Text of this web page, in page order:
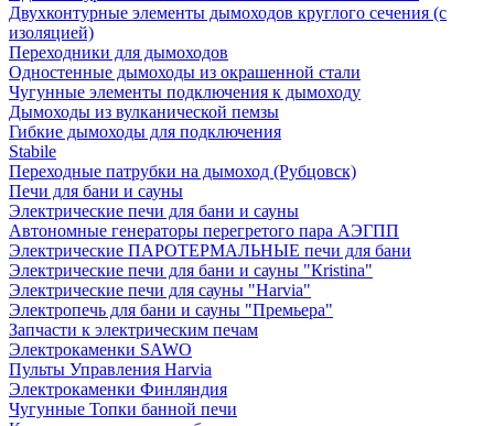
Двухконтурные элементы дымоходов круглого сечения (с
изоляцией)
Переходники для дымоходов
Одностенные дымоходы из окрашенной стали
Чугунные элементы подключения к дымоходу
Дымоходы из вулканической пемзы
Гибкие дымоходы для подключения
Stabile
Переходные патрубки на дымоход (Рубцовск)
Печи для бани и сауны
Электрические печи для бани и сауны
Автономные генераторы перегретого пара АЭГПП
Электрические ПАРОТЕРМАЛЬНЫЕ печи для бани
Электрические печи для бани и сауны "Кristina"
Электрические печи для сауны "Harvia"
Электропечь для бани и сауны "Премьера"
Запчасти к электрическим печам
Электрокаменки SAWO
Пульты Управления Harvia
Электрокаменки Финляндия
Чугунные Топки банной печи